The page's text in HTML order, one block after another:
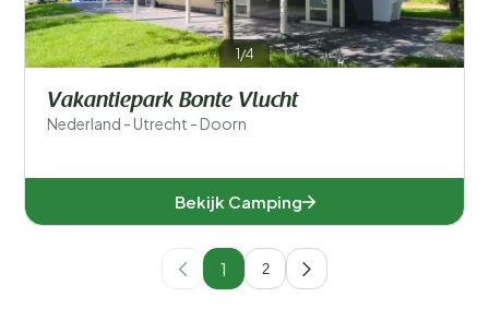
1/4
Vakantiepark Bonte Vlucht
Nederland - Utrecht - Doorn
Bekijk Camping
1 2